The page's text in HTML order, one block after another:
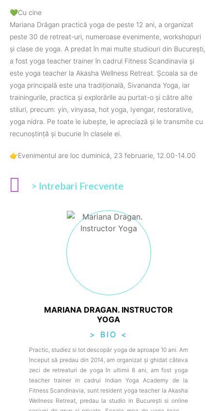
💚Cu cine
Mariana Drăgan practică yoga de peste 12 ani, a organizat
peste 30 de retreat-uri, numeroase evenimente, workshopuri
și clase de yoga. A predat în mai multe studiouri din București,
a fost yoga teacher trainer în cadrul Fitness Scandinavia și
este yoga teacher la Akasha Wellness Retreat. Școala sa de
yoga principală este una tradițională, Sivananda Yoga, iar
trainingurile, practica și explorările au purtat-o și către alte
stiluri, precum: yin, vinyasa, hot yoga, Iyengar, restorative,
yoga nidra. Pe toate le iubește, le apreciază și le transmite cu
recunoștință și bucurie în clasele ei.
👉Evenimentul are loc duminică, 23 februarie, 12.00-14.00
> Intrebari Frecvente
MARIANA DRAGAN. INSTRUCTOR
YOGA
> BIO <
Practic, studiez si tot descopăr yoga de aproape 10 ani. Am
început să predau din 2014, am organizat și ghidat câteva
zeci de retreaturi de yoga în ultimii 8 ani, am fost yoga
teacher trainer in cadrul Indian Yoga Academy de la
Fitness Scandinavia, sunt resident yoga teacher la Akasha
Wellness Retreat, predau la studio in București si online